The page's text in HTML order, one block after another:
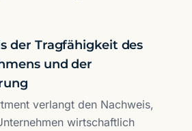
der Tragfähigkeit des
und der
verlangt den Nachweis,
wirtschaftlich